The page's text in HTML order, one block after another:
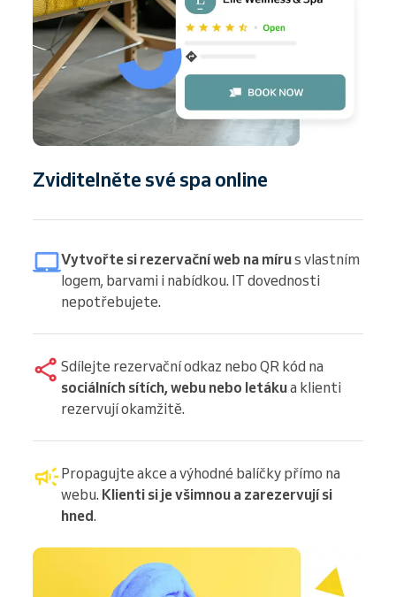
Zviditelněte své spa online
Vytvořte si rezervační web na mírus vlastním
logem, barvami i nabídkou. IT dovednosti
nepotřebujete.
Sdílejte rezervační odkaz nebo QR kód na
sociálních sítích, webu nebo letákua klienti
rezervují okamžitě.
Propagujte akce a výhodné balíčky přímo na
webu. Klienti si je všimnou a zarezervují si
hned.